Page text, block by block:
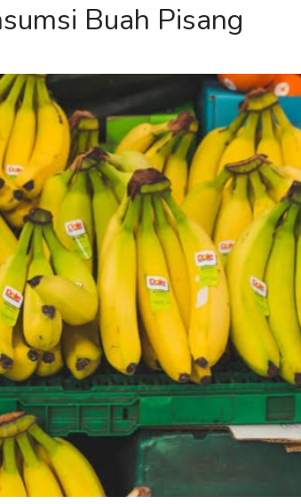
Buah Pisang